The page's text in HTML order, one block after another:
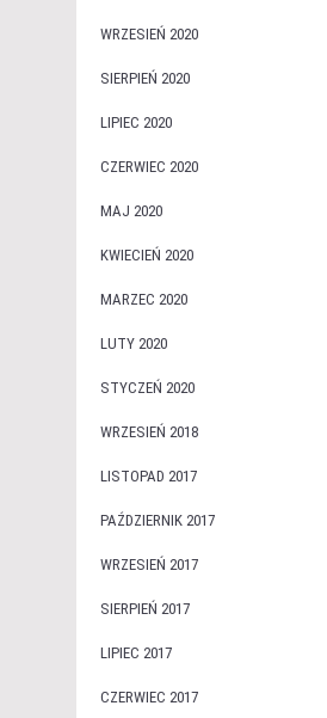
WRZESIEŃ 2020
SIERPIEŃ 2020
LIPIEC 2020
CZERWIEC 2020
MAJ 2020
KWIECIEŃ 2020
MARZEC 2020
LUTY 2020
STYCZEŃ 2020
WRZESIEŃ 2018
LISTOPAD 2017
PAŹDZIERNIK 2017
WRZESIEŃ 2017
SIERPIEŃ 2017
LIPIEC 2017
CZERWIEC 2017